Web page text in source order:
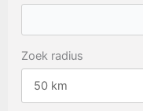
Zoek radius